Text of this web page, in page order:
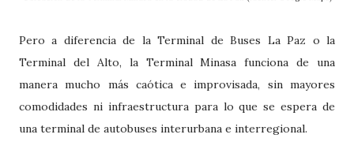
Pero a diferencia de la Terminal de Buses La Paz o la
Terminal del Alto, la Terminal Minasa funciona de una
manera mucho más caótica e improvisada, sin mayores
comodidades ni infraestructura para lo que se espera de
una terminal de autobuses interurbana e interregional.